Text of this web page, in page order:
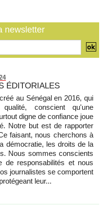
quotidienne du 8/9 août
newsletter
ÉDITORIALES
au Sénégal en 2016, qui
conscient qu'une
digne de confiance joue
Notre but est de rapporter
faisant, nous cherchons à
démocratie, les droits de la
Nous sommes conscients
de responsabilités et nous
journalistes se comportent
leur...